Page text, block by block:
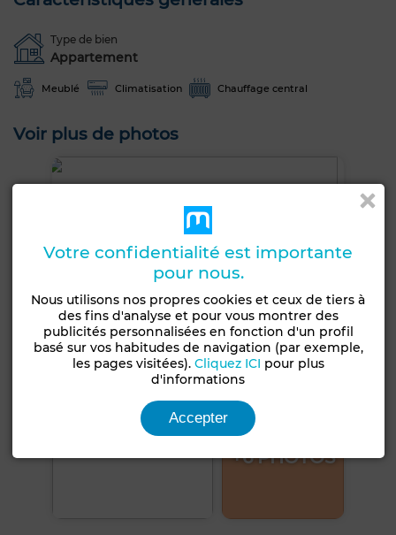
Type de bien
Appartement
Meublé Climatisation Chauffage central
Voir plus de photos
+6 PHOTOS
Votre confidentialité est importante
pour nous.
Nous utilisons nos propres cookies et ceux de tiers à
des fins d'analyse et pour vous montrer des
publicités personnalisées en fonction d'un profil
basé sur vos habitudes de navigation (par exemple,
les pages visitées). Cliquez ICI pour plus
d'informations
Accepter